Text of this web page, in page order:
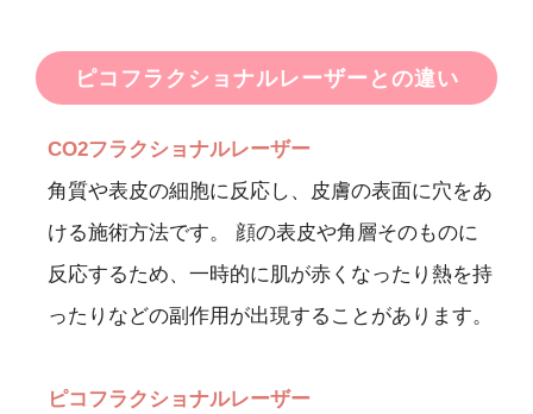
ピコフラクショナルレーザーとの違い
CO2フラクショナルレーザー
角質や表皮の細胞に反応し、皮膚の表面に穴をあ
ける施術方法です。 顔の表皮や角層そのものに
反応するため、一時的に肌が赤くなったり熱を持
ったりなどの副作用が出現することがあります。
ピコフラクショナルレーザー